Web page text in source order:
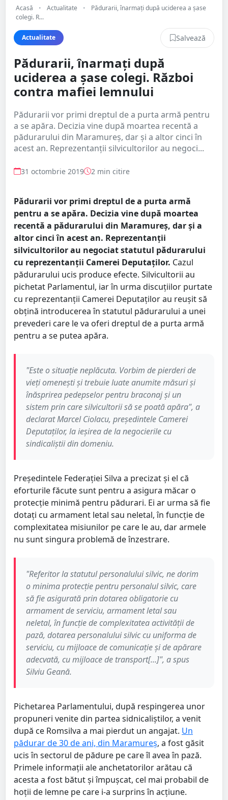
Acasă • Actualitate •
Pădurarii, înarmați după uciderea a șase
colegi. R...
Actualitate Salvează
Pădurarii, înarmați după
uciderea a șase colegi. Război
contra mafiei lemnului
Pădurarii vor primi dreptul de a purta armă pentru
a se apăra. Decizia vine după moartea recentă a
pădurarului din Maramureș, dar și a altor cinci în
acest an. Reprezentanții silvicultorilor au negoci...
31 octombrie 2019 2 min citire
Pădurarii vor primi dreptul de a purta armă
pentru a se apăra. Decizia vine după moartea
recentă a pădurarului din Maramureș, dar și a
altor cinci în acest an. Reprezentanții
silvicultorilor au negociat statutul pădurarului
cu reprezentanții Camerei Deputaților. Cazul
pădurarului ucis produce efecte. Silvicultorii au
pichetat Parlamentul, iar în urma discuțiilor purtate
cu reprezentanții Camerei Deputaților au reușit să
obțină introducerea în statutul pădurarului a unei
prevederi care le va oferi dreptul de a purta armă
pentru a se putea apăra.
"Este o situație neplăcuta. Vorbim de pierderi de
vieți omenești și trebuie luate anumite măsuri și
înăsprirea pedepselor pentru braconaj și un
sistem prin care silvicultorii să se poată apăra", a
declarat Marcel Ciolacu, președintele Camerei
Deputaților, la ieșirea de la negocierile cu
sindicaliștii din domeniu.
Președintele Federației Silva a precizat și el că
eforturile făcute sunt pentru a asigura măcar o
protecție minimă pentru pădurari. Ei ar urma să fie
dotați cu armament letal sau neletal, în funcție de
complexitatea misiunilor pe care le au, dar armele
nu sunt singura problemă de înzestrare.
"Referitor la statutul personalului silvic, ne dorim
o minima protecție pentru personalul silvic, care
să fie asigurată prin dotarea obligatorie cu
armament de serviciu, armament letal sau
neletal, în funcție de complexitatea activității de
pază, dotarea personalului silvic cu uniforma de
serviciu, cu mijloace de comunicație și de apărare
adecvată, cu mijloace de transport[...]", a spus
Silviu Geană.
Pichetarea Parlamentului, după respingerea unor
propuneri venite din partea sidnicaliștilor, a venit
după ce Romsilva a mai pierdut un angajat. Un
pădurar de 30 de ani, din Maramureș, a fost găsit
ucis în sectorul de pădure pe care îl avea în pază.
Primele informații ale anchetatorilor arătau că
acesta a fost bătut și împușcat, cel mai probabil de
hoții de lemne pe care i-a surprins în acțiune.